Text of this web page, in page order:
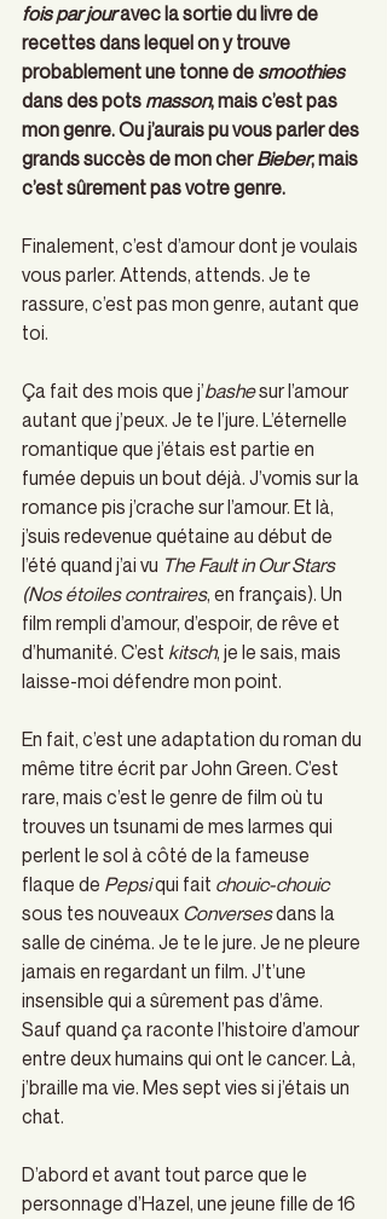
fois par jour avec la sortie du livre de
recettes dans lequel on y trouve
probablement une tonne de smoothies
dans des pots masson, mais c’est pas
mon genre. Ou j’aurais pu vous parler des
grands succès de mon cher Bieber, mais
c’est sûrement pas votre genre.
Finalement, c’est d’amour dont je voulais
vous parler. Attends, attends. Je te
rassure, c’est pas mon genre, autant que
toi.
Ça fait des mois que j’bashe sur l’amour
autant que j’peux. Je te l’jure. L’éternelle
romantique que j’étais est partie en
fumée depuis un bout déjà. J’vomis sur la
romance pis j’crache sur l’amour. Et là,
j’suis redevenue quétaine au début de
l’été quand j’ai vu The Fault in Our Stars
(Nos étoiles contraires, en français). Un
film rempli d’amour, d’espoir, de rêve et
d’humanité. C’est kitsch, je le sais, mais
laisse-moi défendre mon point.
En fait, c’est une adaptation du roman du
même titre écrit par John Green. C’est
rare, mais c’est le genre de film où tu
trouves un tsunami de mes larmes qui
perlent le sol à côté de la fameuse
flaque de Pepsi qui fait chouic-chouic
sous tes nouveaux Converses dans la
salle de cinéma. Je te le jure. Je ne pleure
jamais en regardant un film. J’t’une
insensible qui a sûrement pas d’âme.
Sauf quand ça raconte l’histoire d’amour
entre deux humains qui ont le cancer. Là,
j’braille ma vie. Mes sept vies si j’étais un
chat.
D’abord et avant tout parce que le
personnage d’Hazel, une jeune fille de 16